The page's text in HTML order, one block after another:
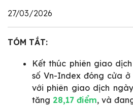
27/03/2026
TÓM TẮT:
Kết thúc phiên giao
số Vn-Index đóng cửa ở
với phiên giao dịch
tăng 28,17 điểm, và